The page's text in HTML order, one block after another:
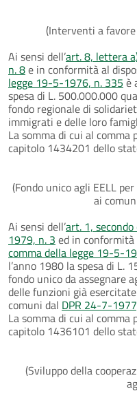
(Interventi a
Ai sensi dell’art. 8, lettera
n. 8e in conformità al
legge 19-5-1976, n. 335 è
spesa di L. 500.000.000
fondo regionale di
immigrati e delle loro
La somma di cui al
capitolo 1434201 dello
(Fondo unico agli EELL
ai
Ai sensi dell’art. 1,
1979, n. 3 ed in conformità
comma della legge 19-5-
l’anno 1980 la spesa di L.
fondo unico da assegnare
delle funzioni già
comuni dal DPR 24-7-
La somma di cui al
capitolo 1436101 dello
(Sviluppo della